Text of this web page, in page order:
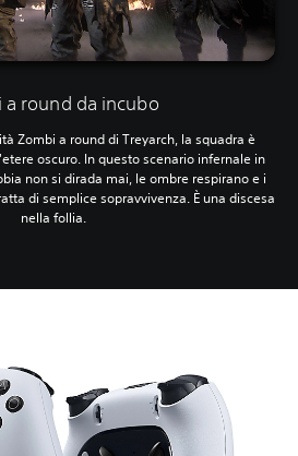
a round da incubo
Zombi a round di Treyarch, la squadra è
oscuro. In questo scenario infernale in
non si dirada mai, le ombre respirano e i
di semplice sopravvivenza. È una discesa
nella follia.